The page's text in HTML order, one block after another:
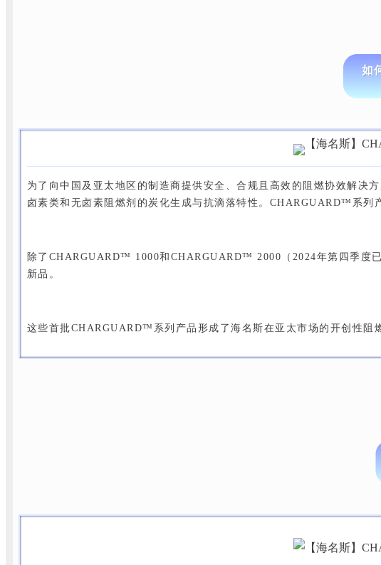
如
为了向中国及亚太地区的制造商提供安全、合规且高效的阻燃协效解
卤素类和无卤素阻燃剂的炭化生成与抗滴落特性。CHARGUARD™系列
除了CHARGUARD™ 1000和CHARGUARD™ 2000（2024年第四季度
新品。
这些首批CHARGUARD™系列产品形成了海名斯在亚太市场的开创性